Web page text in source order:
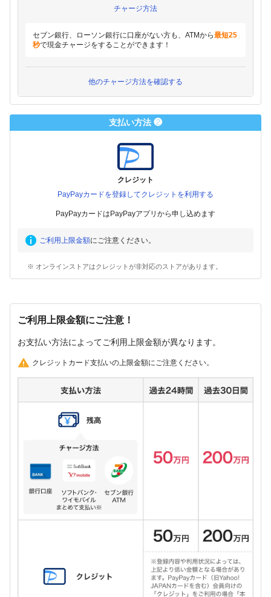
チャージ方法
セブン銀行、ローソン銀行に口座がない方も、ATMから最短25
秒で現金チャージをすることができます！
他のチャージ方法を確認する
支払い方法 ❷
クレジット
PayPayカードを登録してクレジットを利用する
PayPayカードはPayPayアプリから申し込めます
ご利用上限金額にご注意ください。
※ オンラインストアはクレジットが非対応のストアがあります。
ご利用上限金額にご注意！
お支払い方法によってご利用上限金額が異なります。
クレジットカード支払いの上限金額にご注意ください。